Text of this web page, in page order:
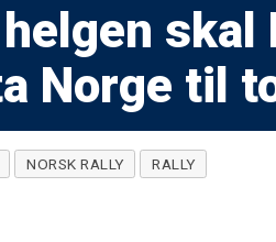
skal
Norge til
NORSK RALLY RALLY